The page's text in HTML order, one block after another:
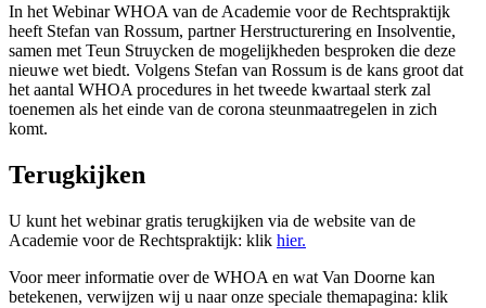
In het Webinar WHOA van de Academie voor de Rechtspraktijk
heeft Stefan van Rossum, partner Herstructurering en Insolventie,
samen met Teun Struycken de mogelijkheden besproken die deze
nieuwe wet biedt. Volgens Stefan van Rossum is de kans groot dat
het aantal WHOA procedures in het tweede kwartaal sterk zal
toenemen als het einde van de corona steunmaatregelen in zich
komt.
Terugkijken
U kunt het webinar gratis terugkijken via de website van de
Academie voor de Rechtspraktijk: klik hier.
Voor meer informatie over de WHOA en wat Van Doorne kan
betekenen, verwijzen wij u naar onze speciale themapagina: klik